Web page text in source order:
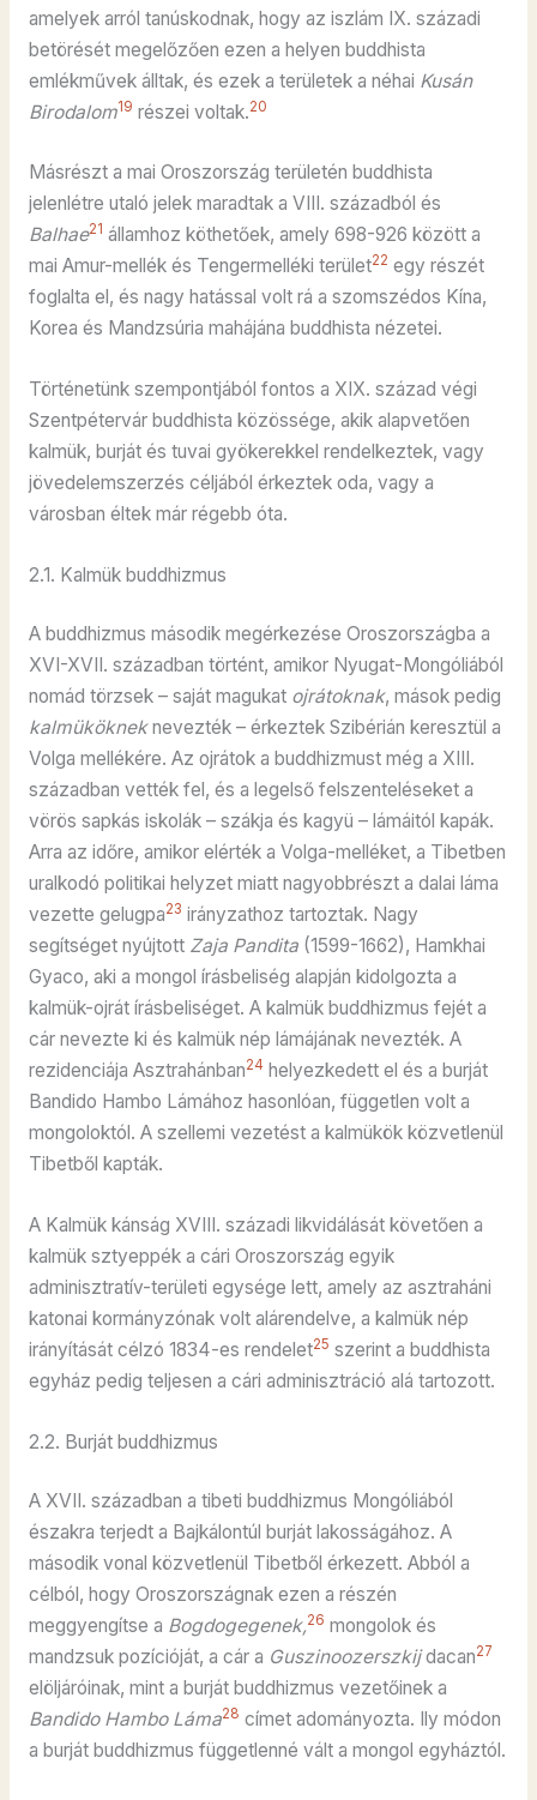
amelyek arról tanúskodnak, hogy az iszlám IX. századi
betörését megelőzően ezen a helyen buddhista
emlékművek álltak, és ezek a területek a néhai Kusán
Birodalom19 részei voltak.20
Másrészt a mai Oroszország területén buddhista
jelenlétre utaló jelek maradtak a VIII. századból és
Balhae21 államhoz köthetőek, amely 698-926 között a
mai Amur-mellék és Tengermelléki terület22 egy részét
foglalta el, és nagy hatással volt rá a szomszédos Kína,
Korea és Mandzsúria mahájána buddhista nézetei.
Történetünk szempontjából fontos a XIX. század végi
Szentpétervár buddhista közössége, akik alapvetően
kalmük, burját és tuvai gyökerekkel rendelkeztek, vagy
jövedelemszerzés céljából érkeztek oda, vagy a
városban éltek már régebb óta.
2.1. Kalmük buddhizmus
A buddhizmus második megérkezése Oroszországba a
XVI-XVII. században történt, amikor Nyugat-Mongóliából
nomád törzsek – saját magukat ojrátoknak, mások pedig
kalmükökneknevezték – érkeztek Szibérián keresztül a
Volga mellékére. Az ojrátok a buddhizmust még a XIII.
században vették fel, és a legelső felszenteléseket a
vörös sapkás iskolák – szákja és kagyü – lámáitól kapák.
Arra az időre, amikor elérték a Volga-melléket, a Tibetben
uralkodó politikai helyzet miatt nagyobbrészt a dalai láma
vezette gelugpa23 irányzathoz tartoztak. Nagy
segítséget nyújtott Zaja Pandita(1599-1662), Hamkhai
Gyaco, aki a mongol írásbeliség alapján kidolgozta a
kalmük-ojrát írásbeliséget. A kalmük buddhizmus fejét a
cár nevezte ki és kalmük nép lámájának nevezték. A
rezidenciája Asztrahánban24 helyezkedett el és a burját
Bandido Hambo Lámához hasonlóan, független volt a
mongoloktól. A szellemi vezetést a kalmükök közvetlenül
Tibetből kapták.
A Kalmük kánság XVIII. századi likvidálását követően a
kalmük sztyeppék a cári Oroszország egyik
adminisztratív-területi egysége lett, amely az asztraháni
katonai kormányzónak volt alárendelve, a kalmük nép
irányítását célzó 1834-es rendelet25 szerint a buddhista
egyház pedig teljesen a cári adminisztráció alá tartozott.
2.2. Burját buddhizmus
A XVII. században a tibeti buddhizmus Mongóliából
északra terjedt a Bajkálontúl burját lakosságához. A
második vonal közvetlenül Tibetből érkezett. Abból a
célból, hogy Oroszországnak ezen a részén
meggyengítse a Bogdogegenek,26 mongolok és
mandzsuk pozícióját, a cár a Guszinoozerszkijdacan27
elöljáróinak, mint a burját buddhizmus vezetőinek a
Bandido Hambo Láma28 címet adományozta. Ily módon
a burját buddhizmus függetlenné vált a mongol egyháztól.